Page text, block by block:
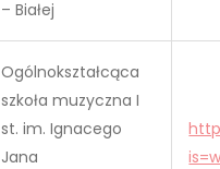
– Białej
Ogólnokształcąca
szkoła muzyczna I
st. im. Ignacego
Jana